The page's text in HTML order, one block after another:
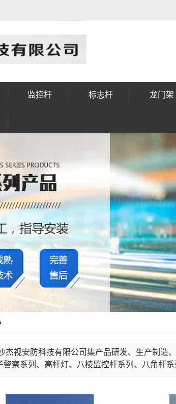
监控杆 标志杆 龙门架
杰视安防科技有限公司集产品研发、生产制造
警察系列、高杆灯、八棱监控杆系列、八角杆